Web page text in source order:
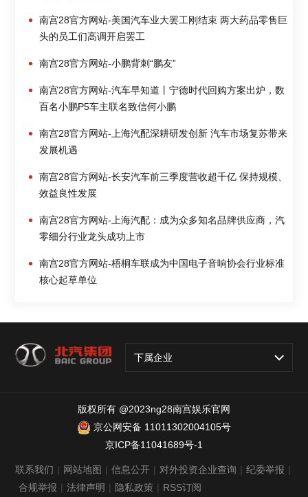
南宫28官方网站-美国汽车业大罢工刚结束 两大药品零售巨
头的员工们高调开启罢工
南宫28官方网站-小鹏背刺“鹏友”
南宫28官方网站-汽车早知道丨宁德时代回购方案出炉，数
百名小鹏P5车主联名致信何小鹏
南宫28官方网站-上海汽配深耕研发创新 汽车市场复苏带来
发展机遇
南宫28官方网站-长安汽车前三季度营收超千亿 保持规模、
效益良性发展
南宫28官方网站-上海汽配：成为众多知名品牌供应商，汽
零细分行业龙头成功上市
南宫28官方网站-梧桐车联成为中国电子音响协会行业标准
核心起草单位
下属企业
版权所有 @2023ng28南宫娱乐官网
京公网安备 11011302004105号
京ICP备11041689号-1
联系我们 | 网站地图 | 信息公开 | 对外投资企业查询 | 纪委举报 |
合规举报 | 法律声明 | 隐私政策 | RSS订阅